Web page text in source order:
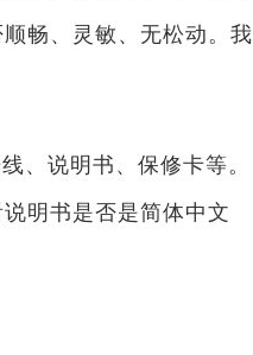
畅、灵敏、无松动。我
、说明书、保修卡等。
明书是否是简体中文